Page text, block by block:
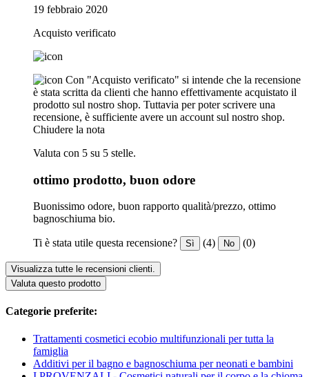
19 febbraio 2020
Acquisto verificato
Con "Acquisto verificato" si intende che la recensione
è stata scritta da clienti che hanno effettivamente acquistato il
prodotto sul nostro shop. Tuttavia per poter scrivere una
recensione, è sufficiente avere un account sul nostro shop.
Chiudere la nota
Valuta con 5 su 5 stelle.
ottimo prodotto, buon odore
Buonissimo odore, buon rapporto qualità/prezzo, ottimo
bagnoschiuma bio.
Ti è stata utile questa recensione? Sì (4) No (0)
Visualizza tutte le recensioni clienti.
Valuta questo prodotto
Categorie preferite:
Trattamenti cosmetici ecobio multifunzionali per tutta la
famiglia
Additivi per il bagno e bagnoschiuma per neonati e bambini